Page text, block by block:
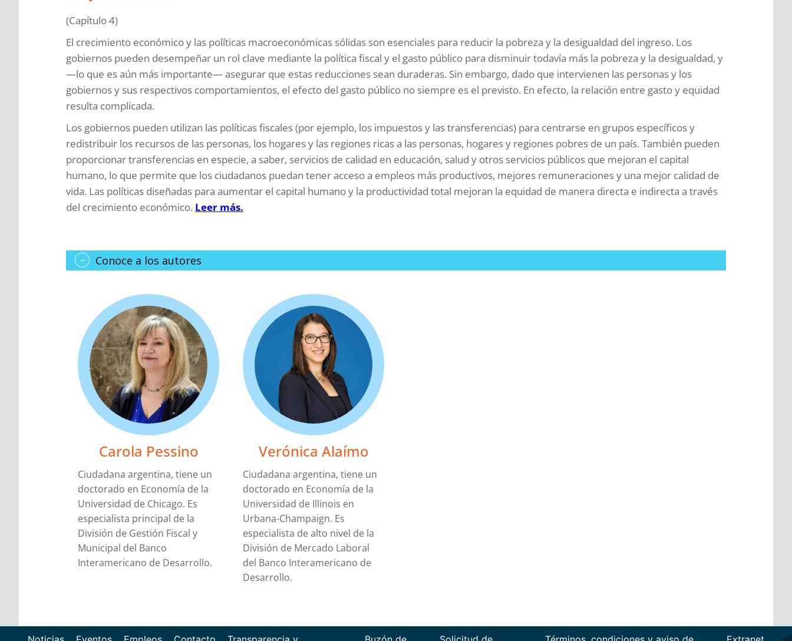
(Capítulo 4)
El crecimiento económico y las políticas macroeconómicas sólidas son esenciales para reducir la pobreza y la desigualdad del ingreso. Los
gobiernos pueden desempeñar un rol clave mediante la política fiscal y el gasto público para disminuir todavía más la pobreza y la desigualdad, y
—lo que es aún más importante— asegurar que estas reducciones sean duraderas. Sin embargo, dado que intervienen las personas y los
gobiernos y sus respectivos comportamientos, el efecto del gasto público no siempre es el previsto. En efecto, la relación entre gasto y equidad
resulta complicada.
Los gobiernos pueden utilizan las políticas fiscales (por ejemplo, los impuestos y las transferencias) para centrarse en grupos específicos y
redistribuir los recursos de las personas, los hogares y las regiones ricas a las personas, hogares y regiones pobres de un país. También pueden
proporcionar transferencias en especie, a saber, servicios de calidad en educación, salud y otros servicios públicos que mejoran el capital
humano, lo que permite que los ciudadanos puedan tener acceso a empleos más productivos, mejores remuneraciones y una mejor calidad de
vida. Las políticas diseñadas para aumentar el capital humano y la productividad total mejoran la equidad de manera directa e indirecta a través
del crecimiento económico. Leer más.
Conoce a los autores
Carola Pessino
Ciudadana argentina, tiene un
doctorado en Economía de la
Universidad de Chicago. Es
especialista principal de la
División de Gestión Fiscal y
Municipal del Banco
Interamericano de Desarrollo.
Verónica Alaímo
Ciudadana argentina, tiene un
doctorado en Economía de la
Universidad de Illinois en
Urbana-Champaign. Es
especialista de alto nivel de la
División de Mercado Laboral
del Banco Interamericano de
Desarrollo.